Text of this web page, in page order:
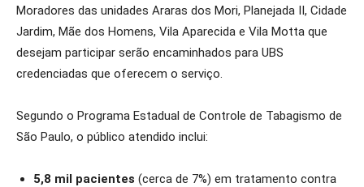
Moradores das unidades Araras dos Mori, Planejada II, Cidade
Jardim, Mãe dos Homens, Vila Aparecida e Vila Motta que
desejam participar serão encaminhados para UBS
credenciadas que oferecem o serviço.
Segundo o Programa Estadual de Controle de Tabagismo de
São Paulo, o público atendido inclui:
5,8 mil pacientes (cerca de 7%) em tratamento contra